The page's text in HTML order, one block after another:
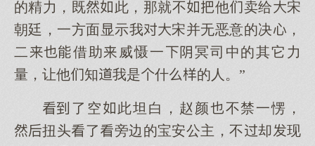
的精力，既此，那就不他卖给宋
朝廷，一方面显示我宋并无恶意的决，
二借助威慑一冥司中的其它力
量，让他知我是什的人。”
了空此坦白，赵颜不禁一愣，
扭头了旁边的宝安公主，不却现